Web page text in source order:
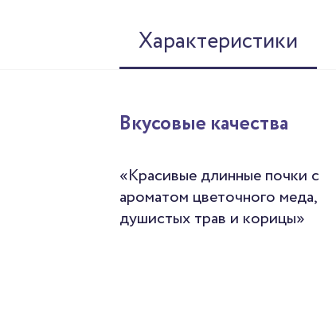
Характеристики
Вкусовые качества
«Красивые длинные почки с
ароматом цветочного меда,
душистых трав и корицы»